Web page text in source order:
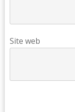
Site web